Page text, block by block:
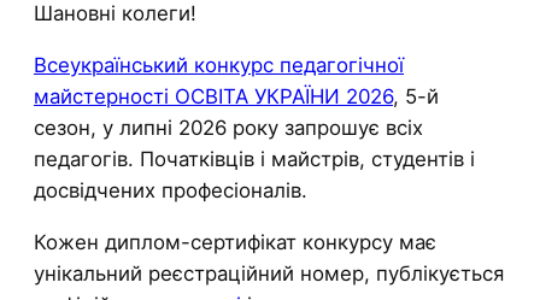
Шановні колеги!
Всеукраїнський конкурс педагогічної
майстерності ОСВІТА УКРАЇНИ 2026, 5-й
сезон, у липні 2026 року запрошує всіх
педагогів. Початківців і майстрів, студентів і
досвідчених професіоналів.
Кожен диплом-сертифікат конкурсу має
унікальний реєстраційний номер, публікується